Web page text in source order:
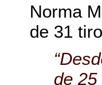
Norma
de 31
de